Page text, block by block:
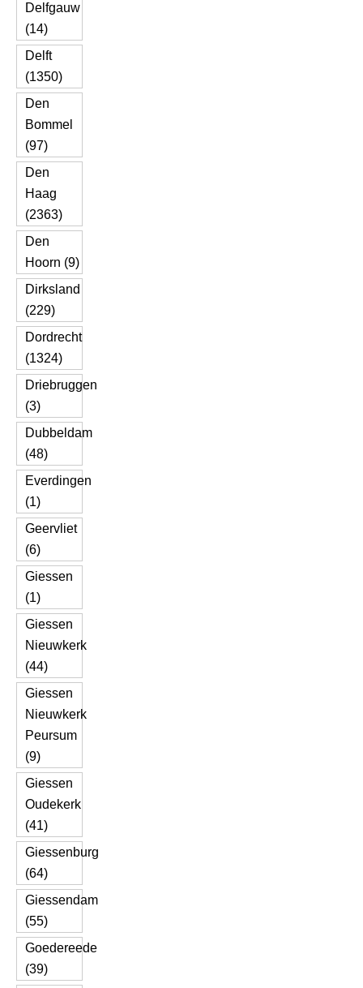
Delfgauw
(14)
Delft
(1350)
Den
Bommel
(97)
Den
Haag
(2363)
Den
Hoorn (9)
Dirksland
(229)
Dordrecht
(1324)
Driebruggen
(3)
Dubbeldam
(48)
Everdingen
(1)
Geervliet
(6)
Giessen
(1)
Giessen
Nieuwkerk
(44)
Giessen
Nieuwkerk
Peursum
(9)
Giessen
Oudekerk
(41)
Giessenburg
(64)
Giessendam
(55)
Goedereede
(39)